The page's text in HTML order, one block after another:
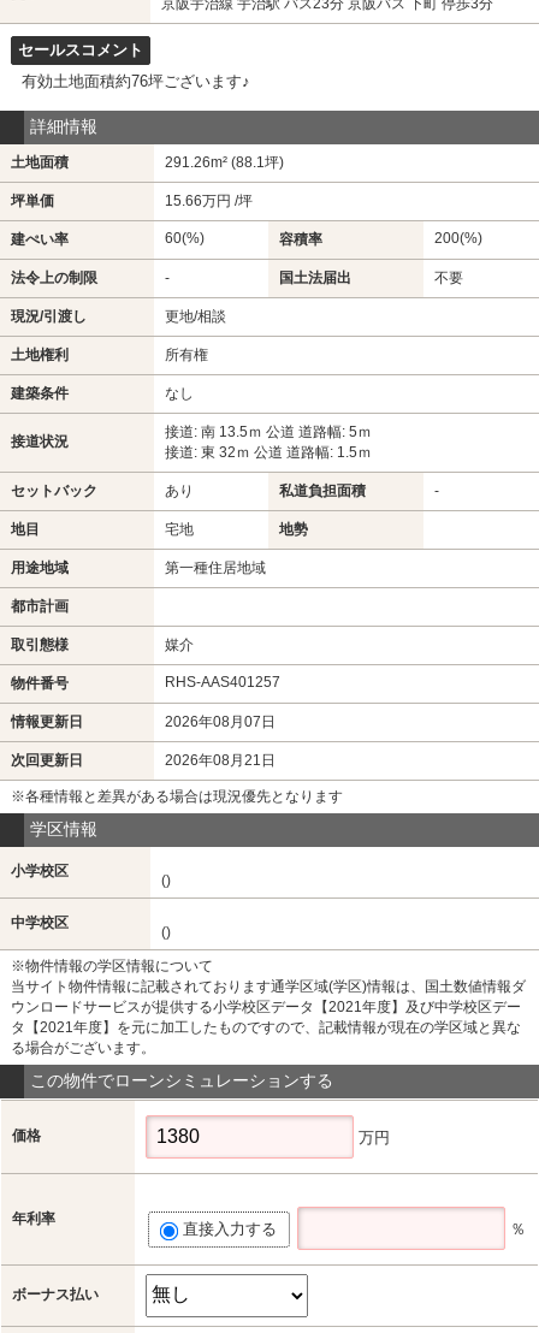
京阪宇治線 宇治駅 バス23分 京阪バス 下町 停歩3分
セールスコメント
有効土地面積約76坪ございます♪
詳細情報
土地面積 291.26m² (88.1坪)
坪単価 15.66万円 /坪
建ぺい率 60(%) 容積率 200(%)
法令上の制限 - 国土法届出 不要
現況/引渡し 更地/相談
土地権利 所有権
建築条件 なし
接道状況
接道: 南 13.5ｍ 公道 道路幅: 5ｍ
接道: 東 32ｍ 公道 道路幅: 1.5ｍ
セットバック あり 私道負担面積 -
地目 宅地 地勢
用途地域 第一種住居地域
都市計画
取引態様 媒介
物件番号 RHS-AAS401257
情報更新日 2026年08月07日
次回更新日 2026年08月21日
※各種情報と差異がある場合は現況優先となります
学区情報
小学校区
()
中学校区
()
※物件情報の学区情報について
当サイト物件情報に記載されております通学区域(学区)情報は、国土数値情報ダ
ウンロードサービスが提供する小学校区データ【2021年度】及び中学校区デー
タ【2021年度】を元に加工したものですので、記載情報が現在の学区域と異な
る場合がございます。
この物件でローンシミュレーションする
価格 万円
年利率
直接入力する ％
ボーナス払い